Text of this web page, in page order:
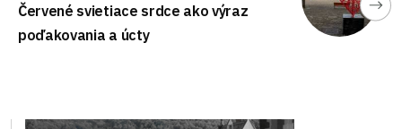
Červené svietiace srdce ako výraz
poďakovania a úcty